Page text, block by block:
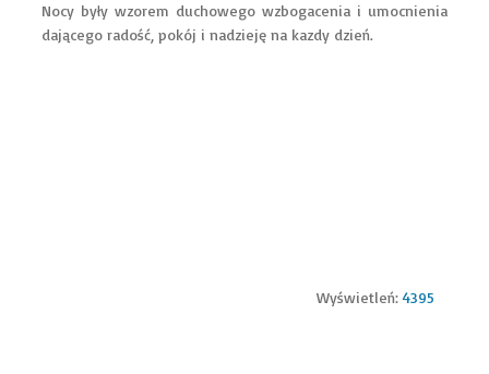
Nocy były wzorem duchowego wzbogacenia i umocnienia
dającego radość, pokój i nadzieję na kazdy dzień.
Wyświetleń:4395